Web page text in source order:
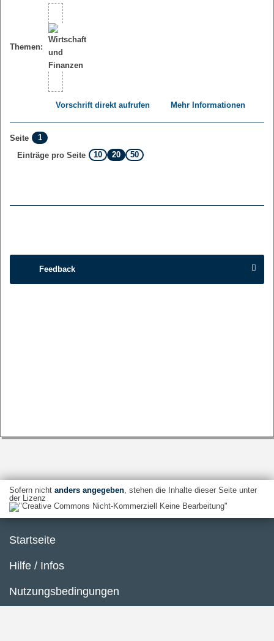
Themen:
Vorschrift direkt aufrufen Mehr Informationen
Seite
1
Einträge pro Seite
10 20 50
Feedback
Sofern nicht anders angegeben, stehen die Inhalte dieser Seite unter
der Lizenz
Startseite
Hilfe / Infos
Nutzungsbedingungen